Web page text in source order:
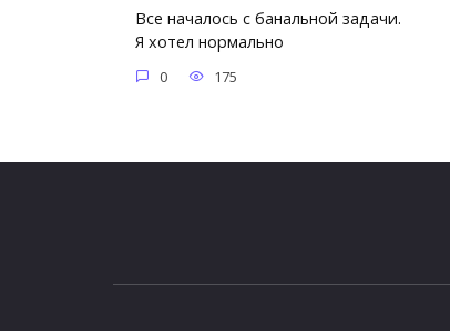
Все началось с банальной задачи.
Я хотел нормально
0 175